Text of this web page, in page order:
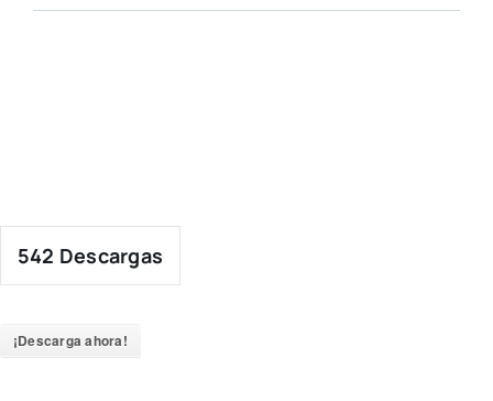
542 Descargas
¡Descarga ahora!